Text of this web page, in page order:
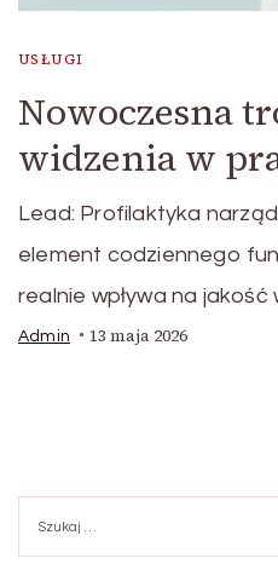
USŁUGI
Nowoczesna
widzenia w
Lead: Profilaktyka
element codziennego
realnie wpływa na jakość
Admin 13 maja 2026